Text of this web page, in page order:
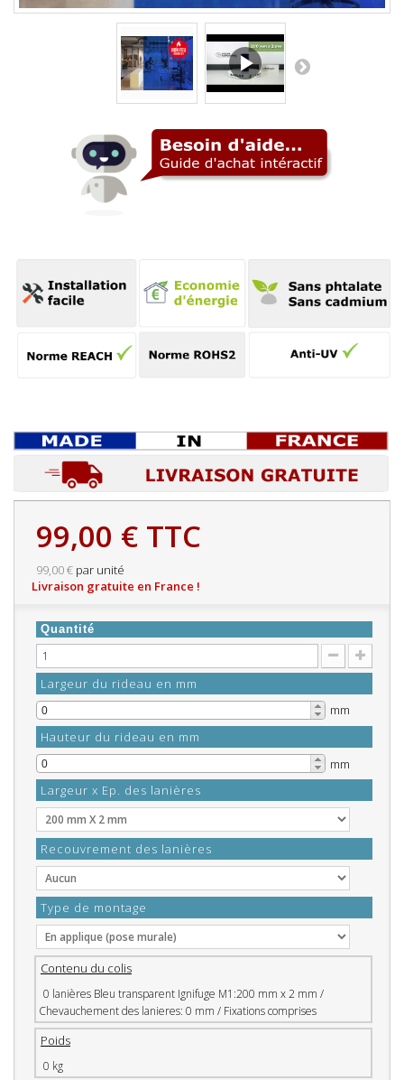
99,00 € TTC
99,00 € par unité
Livraison gratuite en France !
Quantité
Largeur du rideau en mm
mm
Hauteur du rideau en mm
mm
Largeur x Ep. des lanières
Recouvrement des lanières
Type de montage
Contenu du colis
0 lanières Bleu transparent Ignifuge M1:200 mm x 2 mm /
Chevauchement des lanieres: 0 mm / Fixations comprises
Poids
0 kg